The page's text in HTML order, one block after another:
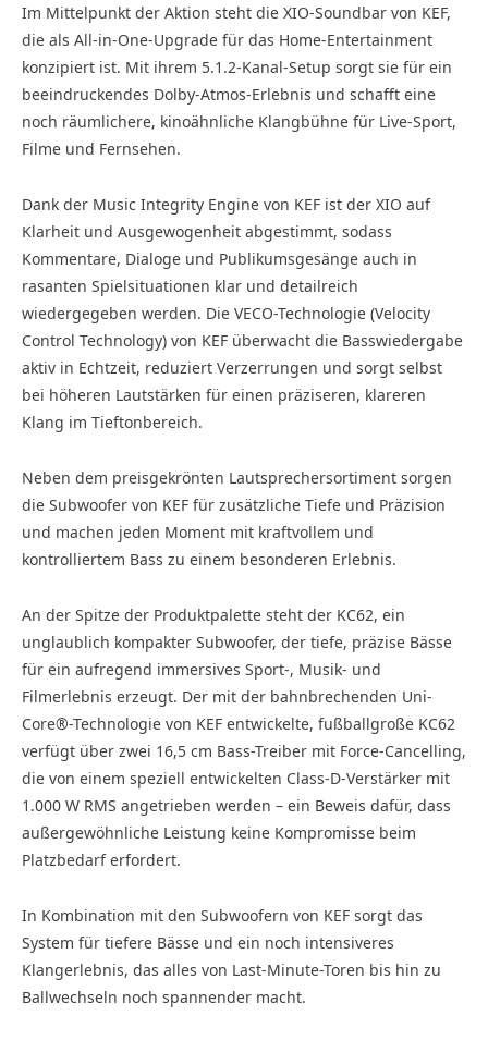
Im Mittelpunkt der Aktion steht die XIO-Soundbar von KEF,
die als All-in-One-Upgrade für das Home-Entertainment
konzipiert ist. Mit ihrem 5.1.2-Kanal-Setup sorgt sie für ein
beeindruckendes Dolby-Atmos-Erlebnis und schafft eine
noch räumlichere, kinoähnliche Klangbühne für Live-Sport,
Filme und Fernsehen.
Dank der Music Integrity Engine von KEF ist der XIO auf
Klarheit und Ausgewogenheit abgestimmt, sodass
Kommentare, Dialoge und Publikumsgesänge auch in
rasanten Spielsituationen klar und detailreich
wiedergegeben werden. Die VECO-Technologie (Velocity
Control Technology) von KEF überwacht die Basswiedergabe
aktiv in Echtzeit, reduziert Verzerrungen und sorgt selbst
bei höheren Lautstärken für einen präziseren, klareren
Klang im Tieftonbereich.
Neben dem preisgekrönten Lautsprechersortiment sorgen
die Subwoofer von KEF für zusätzliche Tiefe und Präzision
und machen jeden Moment mit kraftvollem und
kontrolliertem Bass zu einem besonderen Erlebnis.
An der Spitze der Produktpalette steht der KC62, ein
unglaublich kompakter Subwoofer, der tiefe, präzise Bässe
für ein aufregend immersives Sport-, Musik- und
Filmerlebnis erzeugt. Der mit der bahnbrechenden Uni-
Core®-Technologie von KEF entwickelte, fußballgroße KC62
verfügt über zwei 16,5 cm Bass-Treiber mit Force-Cancelling,
die von einem speziell entwickelten Class-D-Verstärker mit
1.000 W RMS angetrieben werden – ein Beweis dafür, dass
außergewöhnliche Leistung keine Kompromisse beim
Platzbedarf erfordert.
In Kombination mit den Subwoofern von KEF sorgt das
System für tiefere Bässe und ein noch intensiveres
Klangerlebnis, das alles von Last-Minute-Toren bis hin zu
Ballwechseln noch spannender macht.